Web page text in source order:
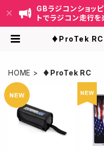
GBラジコンショッ
トでラジコン走行を
♦︎ProTek RC
HOME
♦︎ProTek RC